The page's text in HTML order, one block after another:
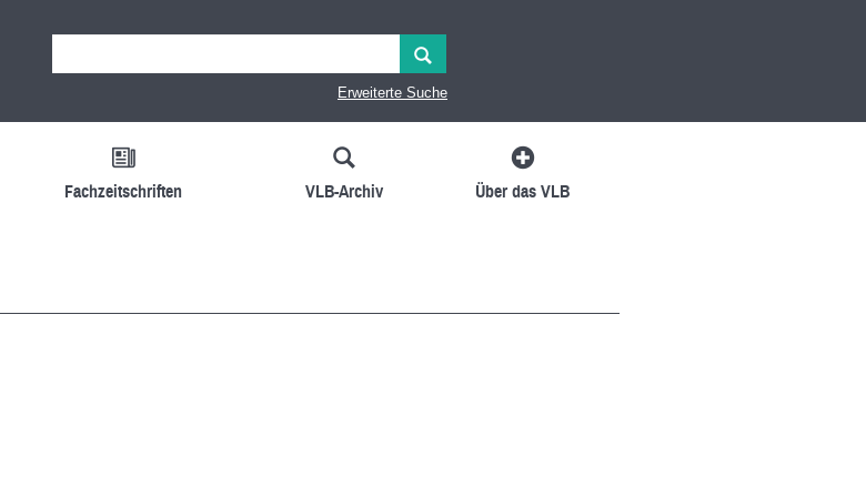
Erweiterte Suche
Fachzeitschriften VLB-Archiv Über das VLB